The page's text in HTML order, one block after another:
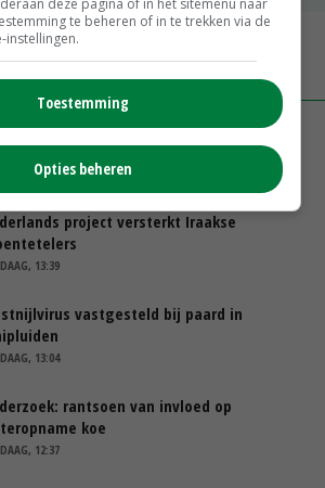
MEER MARKTPRIJZEN
pleit voor vaste varkensprijs voor
van zes maanden
13:49
project versterkt Iraakse
13:39
vastgesteld bij paard in
13:04
rantsoen van invloed op
koe
12:37
deze pagina of in het sitemenu naar
te beheren of in te trekken via de
instellingen.
Toestemming
Opties beheren